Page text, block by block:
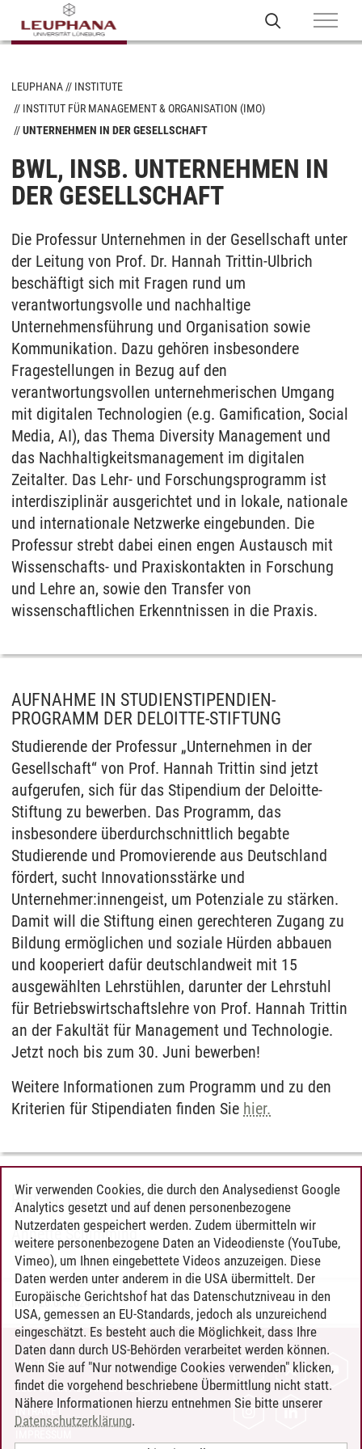
LEUPHANA
INSTITUTE
INSTITUT FÜR MANAGEMENT & ORGANISATION (IMO)
UNTERNEHMEN IN DER GESELLSCHAFT
BWL, INSB. UNTERNEHMEN IN
DER GESELLSCHAFT
Die Professur Unternehmen in der Gesellschaft unter
der Leitung von Prof. Dr. Hannah Trittin-Ulbrich
beschäftigt sich mit Fragen rund um
verantwortungsvolle und nachhaltige
Unternehmensführung und Organisation sowie
Kommunikation. Dazu gehören insbesondere
Fragestellungen in Bezug auf den
verantwortungsvollen unternehmerischen Umgang
mit digitalen Technologien (e.g. Gamification, Social
Media, AI), das Thema Diversity Management und
das Nachhaltigkeitsmanagement im digitalen
Zeitalter. Das Lehr- und Forschungsprogramm ist
interdisziplinär ausgerichtet und in lokale, nationale
und internationale Netzwerke eingebunden. Die
Professur strebt dabei einen engen Austausch mit
Wissenschafts- und Praxiskontakten in Forschung
und Lehre an, sowie den Transfer von
wissenschaftlichen Erkenntnissen in die Praxis.
AUFNAHME IN STUDIENSTIPENDIEN-
PROGRAMM DER DELOITTE-STIFTUNG
Studierende der Professur „Unternehmen in der
Gesellschaft“ von Prof. Hannah Trittin sind jetzt
aufgerufen, sich für das Stipendium der Deloitte-
Stiftung zu bewerben. Das Programm, das
insbesondere überdurchschnittlich begabte
Studierende und Promovierende aus Deutschland
fördert, sucht Innovationsstärke und
Unternehmer:innengeist, um Potenziale zu stärken.
Damit will die Stiftung einen gerechteren Zugang zu
Bildung ermöglichen und soziale Hürden abbauen
und kooperiert dafür deutschlandweit mit 15
ausgewählten Lehrstühlen, darunter der Lehrstuhl
für Betriebswirtschaftslehre von Prof. Hannah Trittin
an der Fakultät für Management und Technologie.
Jetzt noch bis zum 30. Juni bewerben!
Weitere Informationen zum Programm und zu den
Kriterien für Stipendiaten finden Sie hier.
Prof. Dr. Hannah Trittin-Ulbrich
Annette Schimming
IMO/26.06.2024
KONTAKT
LEUPHANA ALS ARBEITGEBER
INTRANET
Wir verwenden Cookies, die durch den Analysedienst Google
Analytics gesetzt und auf denen personenbezogene
Nutzerdaten gespeichert werden. Zudem übermitteln wir
weitere personenbezogene Daten an Videodienste (YouTube,
Vimeo), um Ihnen eingebettete Videos anzuzeigen. Diese
Daten werden unter anderem in die USA übermittelt. Der
Europäische Gerichtshof hat das Datenschutzniveau in den
USA, gemessen an EU-Standards, jedoch als unzureichend
eingeschätzt. Es besteht auch die Möglichkeit, dass Ihre
Daten dann durch US-Behörden verarbeitet werden können.
Wenn Sie auf "Nur notwendige Cookies verwenden" klicken,
findet die vorgehend beschriebene Übermittlung nicht statt.
Nähere Informationen hierzu entnehmen Sie bitte unserer
Datenschutzerklärung.